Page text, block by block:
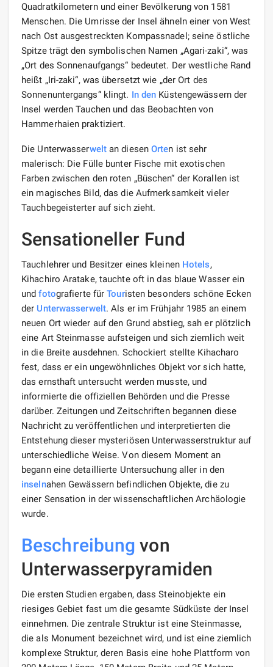
Quadratkilometern und einer Bevölkerung von 1581
Menschen. Die Umrisse der Insel ähneln einer von West
nach Ost ausgestreckten Kompassnadel; seine östliche
Spitze trägt den symbolischen Namen „Agari-zaki“, was
„Ort des Sonnenaufgangs“ bedeutet. Der westliche Rand
heißt „Iri-zaki“, was übersetzt wie „der Ort des
Sonnenuntergangs“ klingt. In den Küstengewässern der
Insel werden Tauchen und das Beobachten von
Hammerhaien praktiziert.
Die Unterwasserweltan diesenOrten ist sehr
malerisch: Die Fülle bunter Fische mit exotischen
Farben zwischen den roten „Büschen“ der Korallen ist
ein magisches Bild, das die Aufmerksamkeit vieler
Tauchbegeisterter auf sich zieht.
Sensationeller Fund
Tauchlehrer und Besitzer eines kleinen Hotels,
Kihachiro Aratake, tauchte oft in das blaue Wasser ein
undfotografierte fürTouristen besonders schöne Ecken
der Unterwasserwelt. Als er im Frühjahr 1985 an einem
neuen Ort wieder auf den Grund abstieg, sah er plötzlich
eine Art Steinmasse aufsteigen und sich ziemlich weit
in die Breite ausdehnen. Schockiert stellte Kihacharo
fest, dass er ein ungewöhnliches Objekt vor sich hatte,
das ernsthaft untersucht werden musste, und
informierte die offiziellen Behörden und die Presse
darüber. Zeitungen und Zeitschriften begannen diese
Nachricht zu veröffentlichen und interpretierten die
Entstehung dieser mysteriösen Unterwasserstruktur auf
unterschiedliche Weise. Von diesem Moment an
begann eine detaillierte Untersuchung aller in den
inselnahen Gewässern befindlichen Objekte, die zu
einer Sensation in der wissenschaftlichen Archäologie
wurde.
Beschreibung von
Unterwasserpyramiden
Die ersten Studien ergaben, dass Steinobjekte ein
riesiges Gebiet fast um die gesamte Südküste der Insel
einnehmen. Die zentrale Struktur ist eine Steinmasse,
die als Monument bezeichnet wird, und ist eine ziemlich
komplexe Struktur, deren Basis eine hohe Plattform von